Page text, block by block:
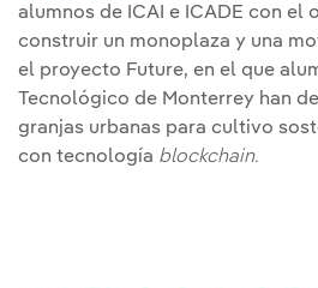
alumnos de ICAI e ICADE con el
construir un monoplaza y una
el proyecto Future, en el que
Tecnológico de Monterrey han
granjas urbanas para cultivo
con tecnología blockchain.